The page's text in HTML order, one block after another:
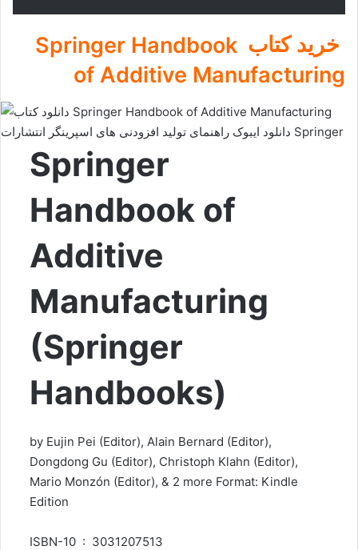
خرید کتاب Springer Handbook
of Additive Manufacturing
Springer
Handbook of
Additive
Manufacturing
(Springer
Handbooks)
by Eujin Pei (Editor), Alain Bernard (Editor),
Dongdong Gu (Editor), Christoph Klahn (Editor),
Mario Monzón (Editor), & 2 more Format: Kindle
Edition
ISBN-10 ‏ : ‎ 3031207513